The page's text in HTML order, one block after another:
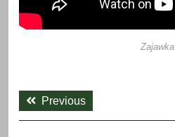
Zajawka
Nawigacja
wpisuPreviousPrevious